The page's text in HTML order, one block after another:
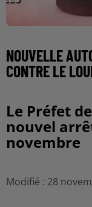
NOUVELLE
CONTRE LE
Le Préfet
nouvel
novembre
Modifié : 28